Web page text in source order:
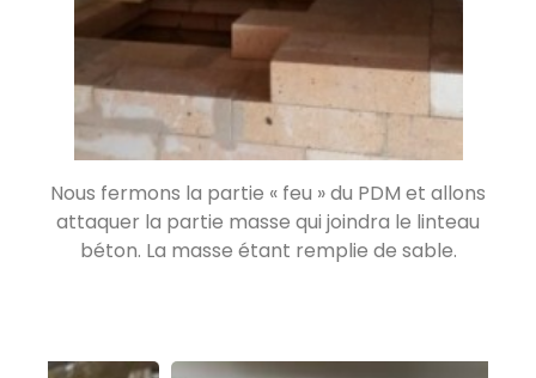
Poêle Oxalis L
Saint-Seine-sur-Vingeanne 21610
La Fayolle
Autrans 38880
Poêle de masse L en Mayenne
PDM taille M
Nous fermons la partie « feu » du PDM et allons
attaquer la partie masse qui joindra le linteau
béton. La masse étant remplie de sable.